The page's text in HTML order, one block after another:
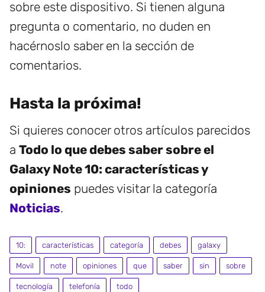
sobre este dispositivo. Si tienen alguna
pregunta o comentario, no duden en
hacérnoslo saber en la sección de
comentarios.
Hasta la próxima!
Si quieres conocer otros artículos parecidos
a Todo lo que debes saber sobre el
Galaxy Note 10: características y
opiniones puedes visitar la categoría
Noticias.
10: características categoría debes galaxy
Movil note opiniones que saber sin sobre
tecnología telefonía todo